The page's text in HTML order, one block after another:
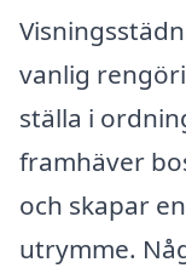
vanlig
ställa i
framhäver
och skapar
utrymme.